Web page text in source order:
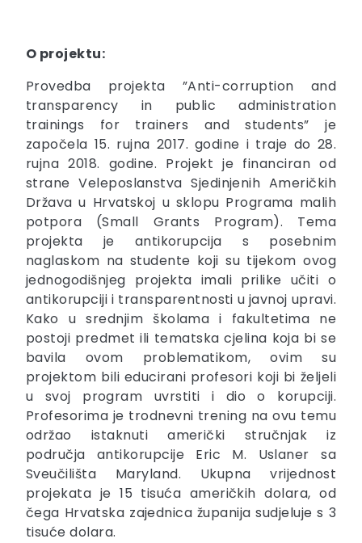
O projektu:
Provedba projekta ”Anti-corruption and
transparency in public administration
trainings for trainers and students” je
započela 15. rujna 2017. godine i traje do 28.
rujna 2018. godine. Projekt je financiran od
strane Veleposlanstva Sjedinjenih Američkih
Država u Hrvatskoj u sklopu Programa malih
potpora (Small Grants Program). Tema
projekta je antikorupcija s posebnim
naglaskom na studente koji su tijekom ovog
jednogodišnjeg projekta imali prilike učiti o
antikorupciji i transparentnosti u javnoj upravi.
Kako u srednjim školama i fakultetima ne
postoji predmet ili tematska cjelina koja bi se
bavila ovom problematikom, ovim su
projektom bili educirani profesori koji bi željeli
u svoj program uvrstiti i dio o korupciji.
Profesorima je trodnevni trening na ovu temu
održao istaknuti američki stručnjak iz
područja antikorupcije Eric M. Uslaner sa
Sveučilišta Maryland. Ukupna vrijednost
projekata je 15 tisuća američkih dolara, od
čega Hrvatska zajednica županija sudjeluje s 3
tisuće dolara.